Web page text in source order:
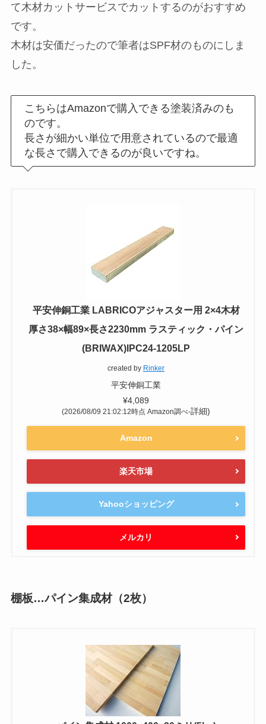
て木材カットサービスでカットするのがおすすめ
です。
木材は安価だったので筆者はSPF材のものにしま
した。
こちらはAmazonで購入できる塗装済みのも
のです。
長さが細かい単位で用意されているので最適
な長さで購入できるのが良いですね。
平安伸銅工業 LABRICOアジャスター用 2×4木材
厚さ38×幅89×長さ2230mm ラスティック・パイン
(BRIWAX)IPC24-1205LP
created by Rinker
平安伸銅工業
¥4,089
(2026/08/09 21:02:12時点 Amazon調べ-詳細)
Amazon
楽天市場
Yahooショッピング
メルカリ
棚板…パイン集成材（2枚）